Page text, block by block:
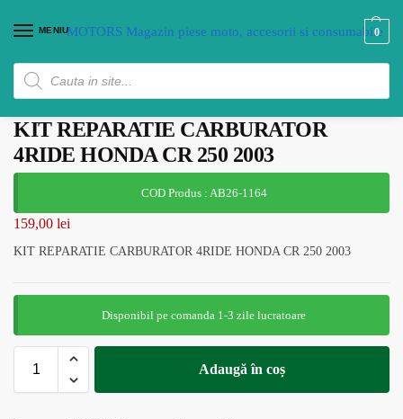
MENIU 0
KIT REPARATIE CARBURATOR
4RIDE HONDA CR 250 2003
COD Produs : AB26-1164
159,00 lei
KIT REPARATIE CARBURATOR 4RIDE HONDA CR 250 2003
Disponibil pe comanda 1-3 zile lucratoare
Adaugă în coș